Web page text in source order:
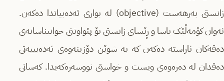
زانستی بەرهەست (objective) لە بواری ئەدەبیاتدا دەکەن.
ئەوان کۆمەڵێک یاسا و ڕێسای زانستی بۆ پێواوتنی جوانیناسانەی
دەقەکان ئاراستە دەکەن کە بە شوێن دۆزینەوەی ئەدەبییەتی
دەقدان لە دەرەوەی ویست و خواستی نووسەرەکەیدا. کەسانی